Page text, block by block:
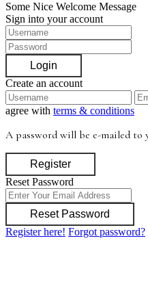
Some Nice Welcome Message
Sign into your account
Login
Create an account
agree with terms & conditions
A password will be e-mailed to
Register
Reset Password
Reset Password
Register here! Forgot password?